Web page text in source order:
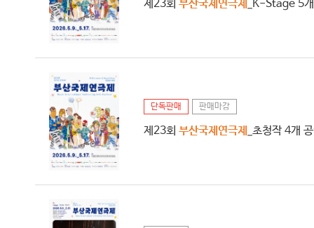
제23회 부산국제연극제 _K-Stage 5
단독판매 판매마감
제23회 부산국제연극제 _초청작 4개